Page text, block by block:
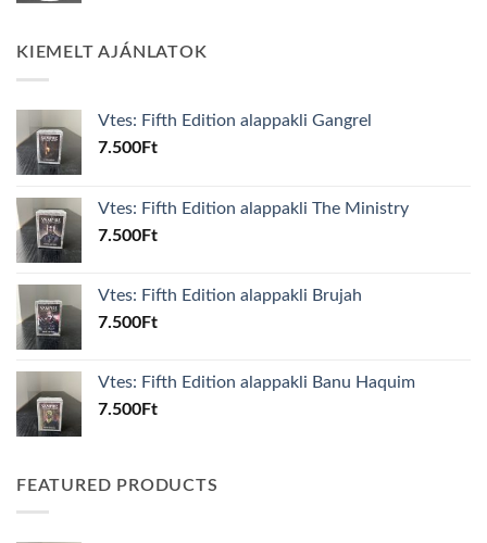
KIEMELT AJÁNLATOK
Vtes: Fifth Edition alappakli Gangrel
7.500Ft
Vtes: Fifth Edition alappakli The Ministry
7.500Ft
Vtes: Fifth Edition alappakli Brujah
7.500Ft
Vtes: Fifth Edition alappakli Banu Haquim
7.500Ft
FEATURED PRODUCTS